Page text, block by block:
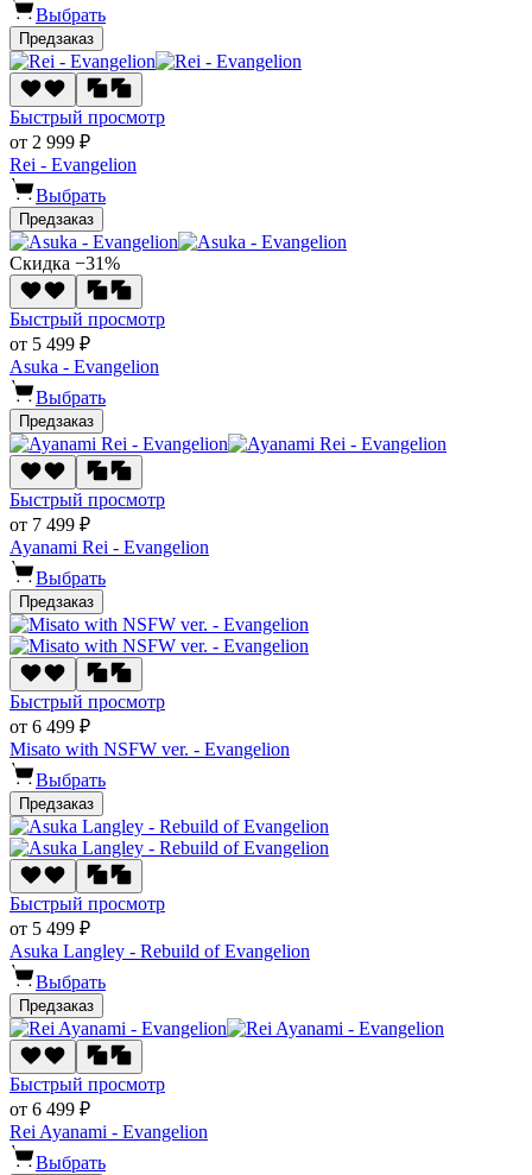
Выбрать
Предзаказ
Быстрый просмотр
от 2 999 ₽
Rei - Evangelion
Выбрать
Предзаказ
Скидка −31%
Быстрый просмотр
от 5 499 ₽
Asuka - Evangelion
Выбрать
Предзаказ
Быстрый просмотр
от 7 499 ₽
Ayanami Rei - Evangelion
Выбрать
Предзаказ
Быстрый просмотр
от 6 499 ₽
Misato with NSFW ver. - Evangelion
Выбрать
Предзаказ
Быстрый просмотр
от 5 499 ₽
Asuka Langley - Rebuild of Evangelion
Выбрать
Предзаказ
Быстрый просмотр
от 6 499 ₽
Rei Ayanami - Evangelion
Выбрать